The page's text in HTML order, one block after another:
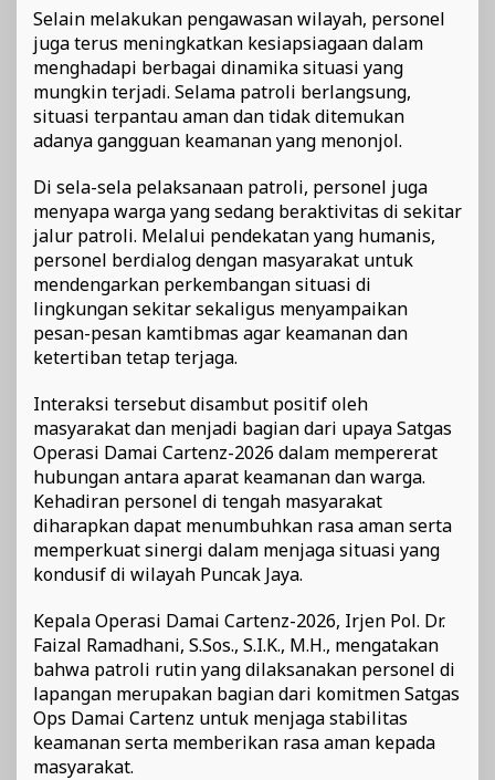
Selain melakukan pengawasan wilayah, personel
juga terus meningkatkan kesiapsiagaan dalam
menghadapi berbagai dinamika situasi yang
mungkin terjadi. Selama patroli berlangsung,
situasi terpantau aman dan tidak ditemukan
adanya gangguan keamanan yang menonjol.
Di sela-sela pelaksanaan patroli, personel juga
menyapa warga yang sedang beraktivitas di sekitar
jalur patroli. Melalui pendekatan yang humanis,
personel berdialog dengan masyarakat untuk
mendengarkan perkembangan situasi di
lingkungan sekitar sekaligus menyampaikan
pesan-pesan kamtibmas agar keamanan dan
ketertiban tetap terjaga.
Interaksi tersebut disambut positif oleh
masyarakat dan menjadi bagian dari upaya Satgas
Operasi Damai Cartenz-2026 dalam mempererat
hubungan antara aparat keamanan dan warga.
Kehadiran personel di tengah masyarakat
diharapkan dapat menumbuhkan rasa aman serta
memperkuat sinergi dalam menjaga situasi yang
kondusif di wilayah Puncak Jaya.
Kepala Operasi Damai Cartenz-2026, Irjen Pol. Dr.
Faizal Ramadhani, S.Sos., S.I.K., M.H., mengatakan
bahwa patroli rutin yang dilaksanakan personel di
lapangan merupakan bagian dari komitmen Satgas
Ops Damai Cartenz untuk menjaga stabilitas
keamanan serta memberikan rasa aman kepada
masyarakat.